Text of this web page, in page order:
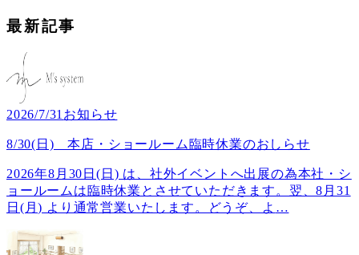
最新記事
2026/7/31 お知らせ
8/30(日) 本店・ショールーム臨時休業のおしらせ
2026年8月30日(日) は、社外イベントへ出展の為本社・シ
ョールームは臨時休業とさせていただきます。翌、8月31
日(月) より通常営業いたします。どうぞ、よ …